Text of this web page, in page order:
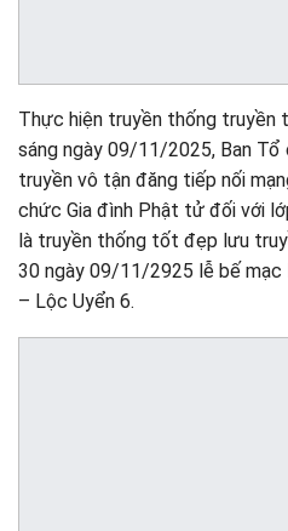
Thực hiện truyền thống truyền
sáng ngày 09/11/2025, Ban
truyền vô tận đăng tiếp nối
chức Gia đình Phật tử đối với
là truyền thống tốt đẹp lưu
30 ngày 09/11/2925 lễ bế mạc
– Lộc Uyển 6.